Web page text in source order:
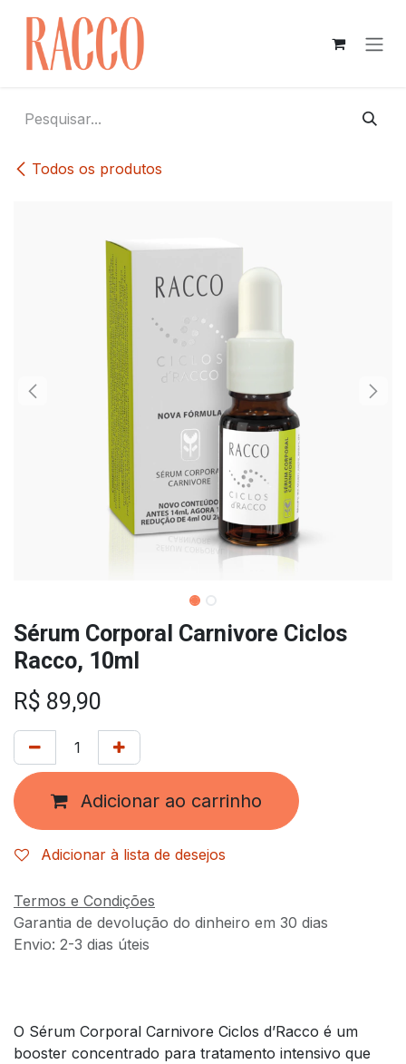
Todos os produtos
Sérum Corporal Carnivore Ciclos
Racco, 10ml
R$ 89,90
Adicionar ao carrinho
Adicionar à lista de desejos
Termos e Condições
Garantia de devolução do dinheiro em 30 dias
Envio: 2-3 dias úteis
O Sérum Corporal Carnivore Ciclos d’Racco é um
booster concentrado para tratamento intensivo que